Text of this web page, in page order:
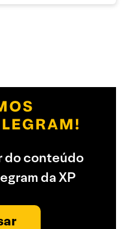
do conteúdo
da XP